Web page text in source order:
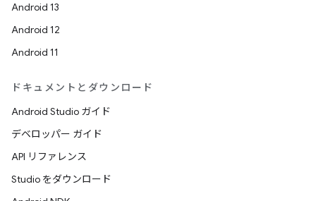
Android 13
Android 12
Android 11
ドキュメントとダウンロード
Android Studio ガイド
デベロッパー ガイド
API リファレンス
Studio をダウンロード